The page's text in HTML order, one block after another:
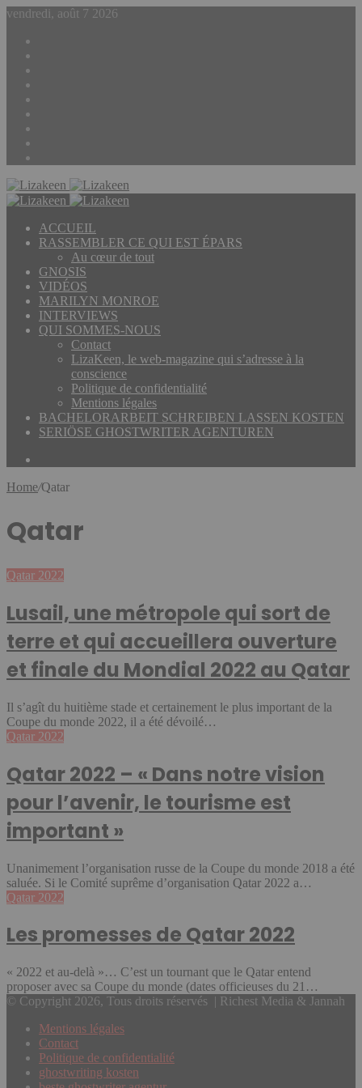
vendredi, août 7 2026
Menu
ACCUEIL
RASSEMBLER CE QUI EST ÉPARS
Au cœur de tout
GNOSIS
VIDÉOS
MARILYN MONROE
INTERVIEWS
QUI SOMMES-NOUS
Contact
LizaKeen, le web-magazine qui s’adresse à la
conscience
Politique de confidentialité
Mentions légales
BACHELORARBEIT SCHREIBEN LASSEN KOSTEN
SERIÖSE GHOSTWRITER AGENTUREN
Home/Qatar
Qatar
Lusail,
métropole
qui
sort
de
terre
et
accueillera
ouverture
et
Mondial
au
Qatar
Qatar 2022
Lusail, une métropole qui sort de
terre et qui accueillera ouverture
et finale du Mondial 2022 au Qatar
Il s’agît du huitième stade et certainement le plus important de la
Coupe du monde 2022, il a été dévoilé…
Qatar
–
« Dans
vision
pour
l’avenir,
tourisme
est
important »
Qatar 2022
Qatar 2022 – « Dans notre vision
pour l’avenir, le tourisme est
important »
Unanimement l’organisation russe de la Coupe du monde 2018 a été
saluée. Si le Comité suprême d’organisation Qatar 2022 a…
Les
de
Qatar
Qatar 2022
Les promesses de Qatar 2022
« 2022 et au-delà »… C’est un tournant que le Qatar entend
proposer avec sa Coupe du monde (dates officieuses du 21…
© Copyright 2026, Tous droits réservés | Richest Media & Jannah
Mentions légales
Contact
Politique de confidentialité
ghostwriting kosten